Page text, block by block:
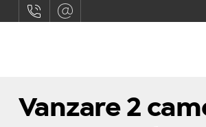
Vanzare 2